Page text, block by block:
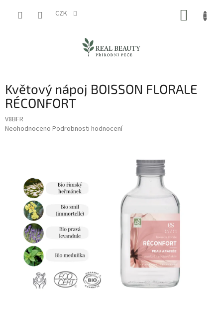
CZK
Květový nápoj BOISSON FLORALE
RÉCONFORT
V8BFR
Průměrné
hvězdiček.
Neohodnoceno Podrobnosti hodnocení